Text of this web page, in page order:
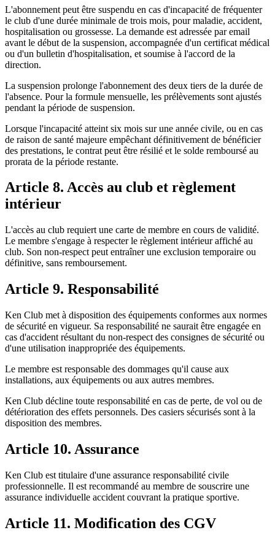
L'abonnement peut être suspendu en cas d'incapacité de fréquenter
le club d'une durée minimale de trois mois, pour maladie, accident,
hospitalisation ou grossesse. La demande est adressée par email
avant le début de la suspension, accompagnée d'un certificat médical
ou d'un bulletin d'hospitalisation, et soumise à l'accord de la
direction.
La suspension prolonge l'abonnement des deux tiers de la durée de
l'absence. Pour la formule mensuelle, les prélèvements sont ajustés
pendant la période de suspension.
Lorsque l'incapacité atteint six mois sur une année civile, ou en cas
de raison de santé majeure empêchant définitivement de bénéficier
des prestations, le contrat peut être résilié et le solde remboursé au
prorata de la période restante.
Article 8. Accès au club et règlement
intérieur
L'accès au club requiert une carte de membre en cours de validité.
Le membre s'engage à respecter le règlement intérieur affiché au
club. Son non-respect peut entraîner une exclusion temporaire ou
définitive, sans remboursement.
Article 9. Responsabilité
Ken Club met à disposition des équipements conformes aux normes
de sécurité en vigueur. Sa responsabilité ne saurait être engagée en
cas d'accident résultant du non-respect des consignes de sécurité ou
d'une utilisation inappropriée des équipements.
Le membre est responsable des dommages qu'il cause aux
installations, aux équipements ou aux autres membres.
Ken Club décline toute responsabilité en cas de perte, de vol ou de
détérioration des effets personnels. Des casiers sécurisés sont à la
disposition des membres.
Article 10. Assurance
Ken Club est titulaire d'une assurance responsabilité civile
professionnelle. Il est recommandé au membre de souscrire une
assurance individuelle accident couvrant la pratique sportive.
Article 11. Modification des CGV